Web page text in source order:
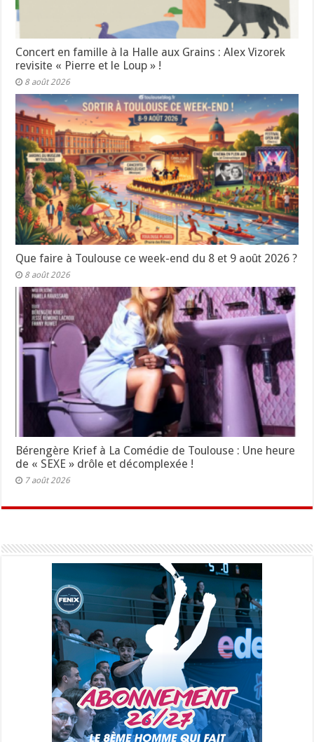
Concert en famille à la Halle aux Grains : Alex Vizorek
revisite « Pierre et le Loup » !
8 août 2026
Que faire à Toulouse ce week-end du 8 et 9 août 2026 ?
8 août 2026
Bérengère Krief à La Comédie de Toulouse : Une heure
de « SEXE » drôle et décomplexée !
7 août 2026